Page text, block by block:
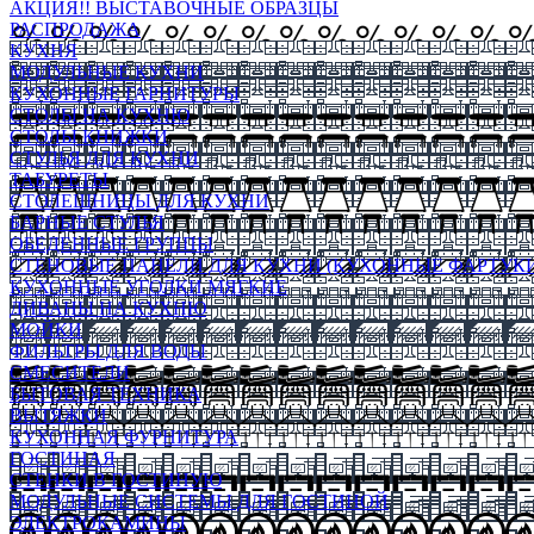
АКЦИЯ!! ВЫСТАВОЧНЫЕ ОБРАЗЦЫ
РАСПРОДАЖА
КУХНЯ
МОДУЛЬНЫЕ КУХНИ
КУХОННЫЕ ГАРНИТУРЫ
СТОЛЫ НА КУХНЮ
СТОЛЫ КНИЖКИ
СТУЛЬЯ ДЛЯ КУХНИ
ТАБУРЕТЫ
СТОЛЕШНИЦЫ ДЛЯ КУХНИ
БАРНЫЕ СТУЛЬЯ
ОБЕДЕННЫЕ ГРУППЫ
СТЕНОВЫЕ ПАНЕЛИ ДЛЯ КУХНИ (КУХОННЫЕ
КУХОННЫЕ УГОЛКИ МЯГКИЕ
ДИВАНЫ НА КУХНЮ
МОЙКИ
ФИЛЬТРЫ ДЛЯ ВОДЫ
СМЕСИТЕЛИ
БЫТОВАЯ ТЕХНИКА
ВЫТЯЖКИ
КУХОННАЯ ФУРНИТУРА
ГОСТИНАЯ
СТЕНКИ В ГОСТИНУЮ
МОДУЛЬНЫЕ СИСТЕМЫ ДЛЯ ГОСТИНОЙ
ЭЛЕКТРОКАМИНЫ